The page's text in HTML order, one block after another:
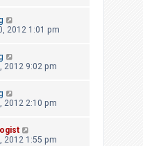
2012 1:01 pm
2012 9:02 pm
2012 2:10 pm
2012 1:55 pm